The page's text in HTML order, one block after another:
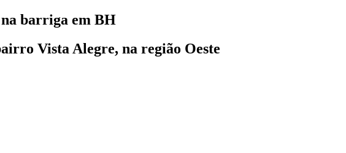
na barriga em BH
Vista Alegre, na região Oeste